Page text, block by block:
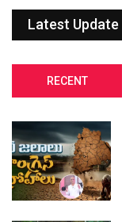
Latest Update
RECENT